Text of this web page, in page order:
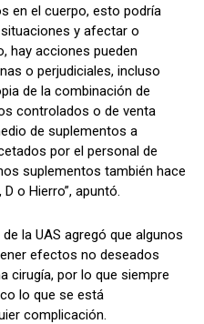
en el cuerpo, esto podría
y afectar o
hay acciones pueden
o perjudiciales, incluso
de la combinación de
controlados o de venta
de suplementos a
por el personal de
suplementos también hace
o Hierro”, apuntó.
la UAS agregó que algunos
efectos no deseados
cirugía, por lo que siempre
lo que se está
complicación.